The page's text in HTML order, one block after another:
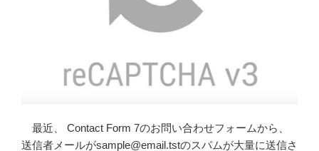
わ
最近、 Contact Form 7のお問い合わせフォームから、
送信者メールがsample@email.tstのスパムが大量に送信さ